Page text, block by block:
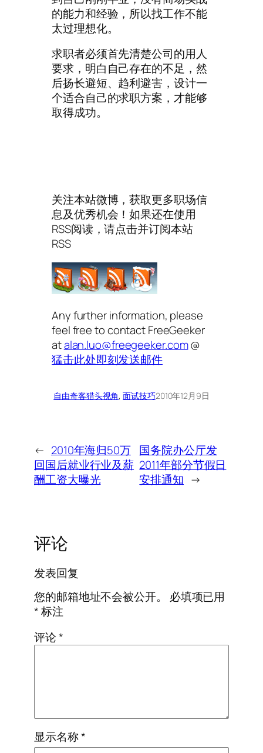
的能力和经验，所以找工作不能
太过理想化。
求职者必须首先清楚公司的用人
要求，明白自己存在的不足，然
后扬长避短、趋利避害，设计一
个适合自己的求职方案，才能够
取得成功。
关注本站微博，获取更多职场信
息及优秀机会！如果还在使用
RSS阅读，请点击并订阅本站
RSS
Any further information, please
feel free to contact FreeGeeker
atalan.luo@freegeeker.com@
猛击此处即刻发送邮件
自由奇客猎头视角, 面试技巧2010年12月9日
← 2010年海归50万
回国后就业行业及薪
酬工资大曝光
国务院办公厅发
2011年部分节假日
安排通知 →
评论
发表回复
您的邮箱地址不会被公开。
必填项已用
*标注
评论*
显示名称*